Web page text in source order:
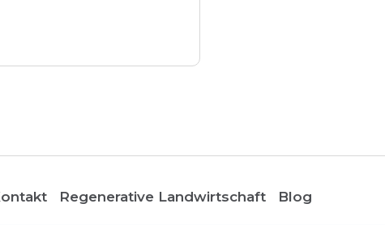
Regenerative Landwirtschaft Blog